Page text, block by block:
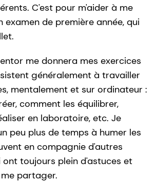
C'est pour m'aider à me
examen de première année, qui
me donnera mes exercices
généralement à travailler
mentalement et sur ordinateur :
comment les équilibrer,
en laboratoire, etc. Je
peu plus de temps à humer les
en compagnie d'autres
toujours plein d'astuces et
partager.